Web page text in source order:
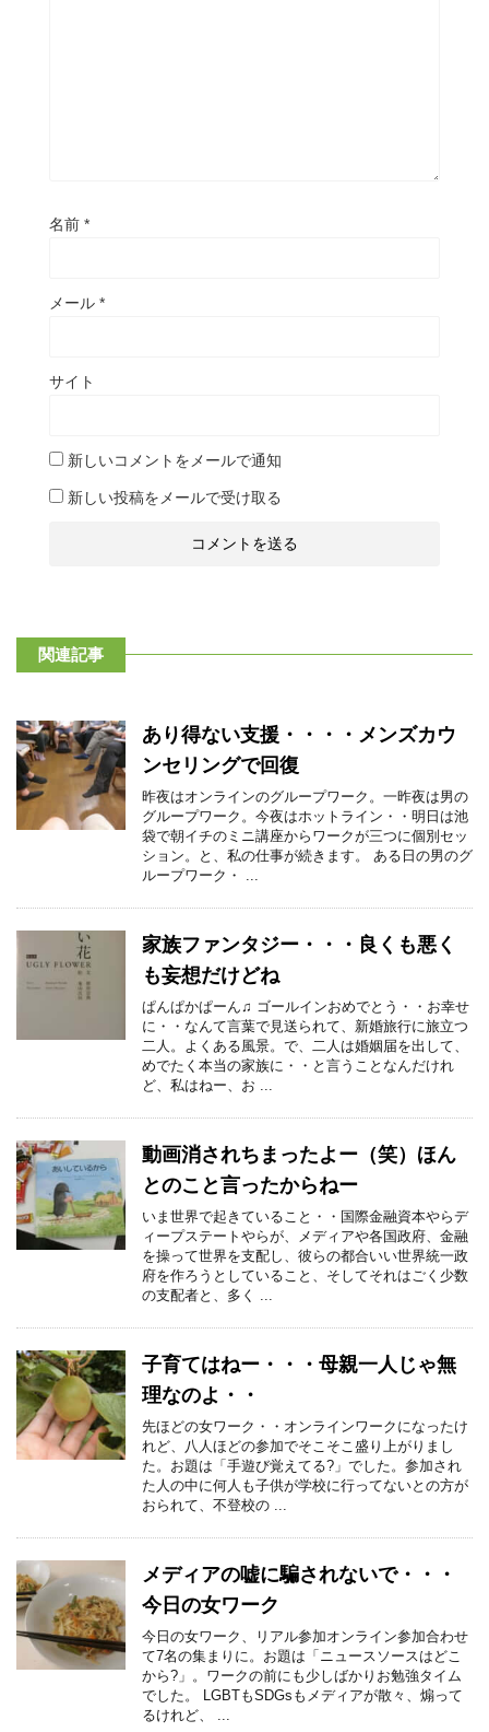
名前 *
メール *
サイト
新しいコメントをメールで通知
新しい投稿をメールで受け取る
関連記事
あり得ない支援・・・・メンズカウ
ンセリングで回復
昨夜はオンラインのグループワーク。一昨夜は男の
グループワーク。今夜はホットライン・・明日は池
袋で朝イチのミニ講座からワークが三つに個別セッ
ション。と、私の仕事が続きます。 ある日の男のグ
ループワーク・ ...
家族ファンタジー・・・良くも悪く
も妄想だけどね
ぱんぱかぱーん♫ ゴールインおめでとう・・お幸せ
に・・なんて言葉で見送られて、新婚旅行に旅立つ
二人。よくある風景。で、二人は婚姻届を出して、
めでたく本当の家族に・・と言うことなんだけれ
ど、私はねー、お ...
動画消されちまったよー（笑）ほん
とのこと言ったからねー
いま世界で起きていること・・国際金融資本やらデ
ィープステートやらが、メディアや各国政府、金融
を操って世界を支配し、彼らの都合いい世界統一政
府を作ろうとしていること、そしてそれはごく少数
の支配者と、多く ...
子育てはねー・・・母親一人じゃ無
理なのよ・・
先ほどの女ワーク・・オンラインワークになったけ
れど、八人ほどの参加でそこそこ盛り上がりまし
た。お題は「手遊び覚えてる?」でした。参加され
た人の中に何人も子供が学校に行ってないとの方が
おられて、不登校の ...
メディアの嘘に騙されないで・・・
今日の女ワーク
今日の女ワーク、リアル参加オンライン参加合わせ
て7名の集まりに。お題は「ニュースソースはどこ
から?」。ワークの前にも少しばかりお勉強タイム
でした。 LGBTもSDGsもメディアが散々、煽って
るけれど、 ...